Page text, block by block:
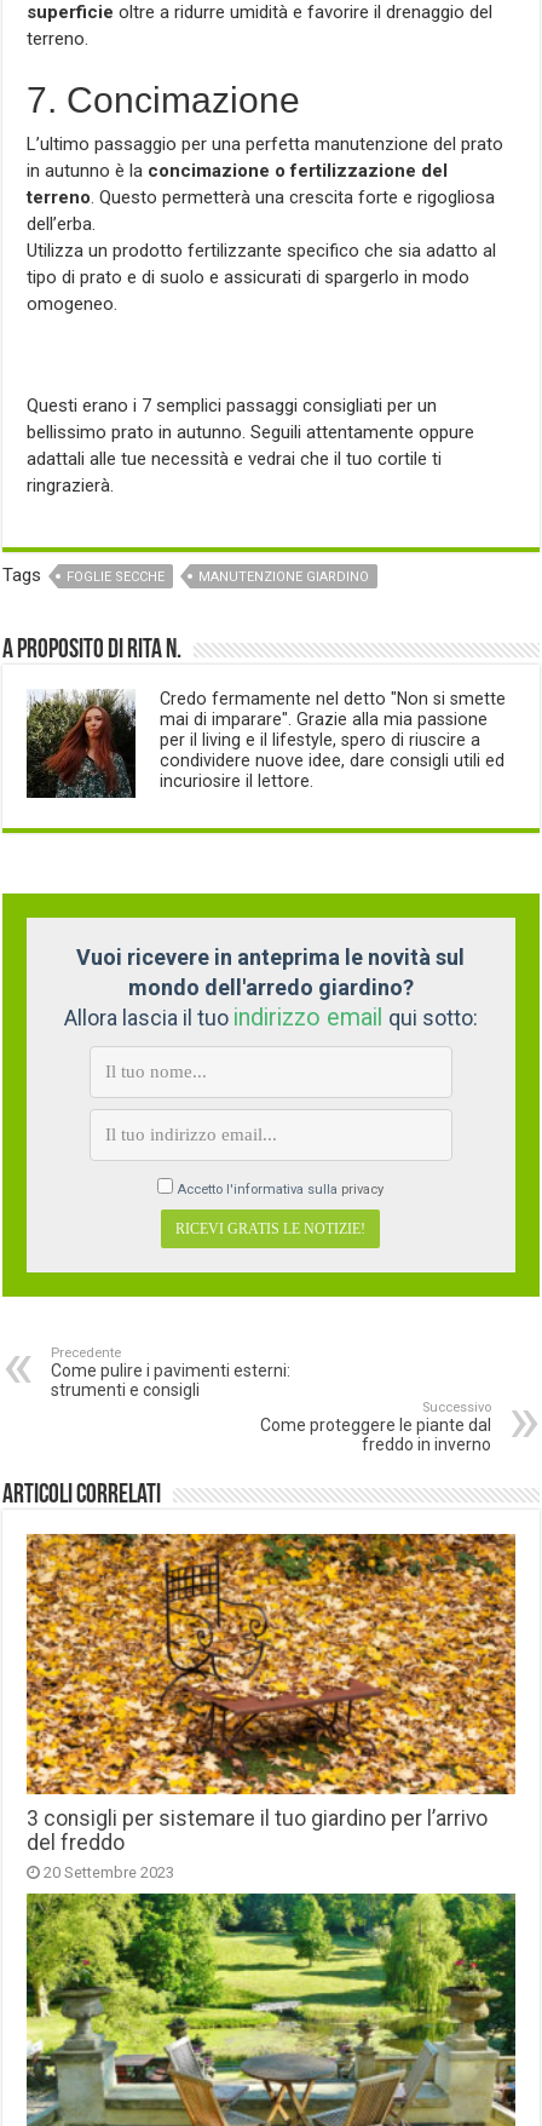
superficie oltre a ridurre umidità e favorire il drenaggio del
terreno.
7. Concimazione
L’ultimo passaggio per una perfetta manutenzione del prato
in autunno è la concimazione o fertilizzazione del
terreno. Questo permetterà una crescita forte e rigogliosa
dell’erba.
Utilizza un prodotto fertilizzante specifico che sia adatto al
tipo di prato e di suolo e assicurati di spargerlo in modo
omogeneo.
Questi erano i 7 semplici passaggi consigliati per un
bellissimo prato in autunno. Seguili attentamente oppure
adattali alle tue necessità e vedrai che il tuo cortile ti
ringrazierà.
Tags FOGLIE SECCHE MANUTENZIONE GIARDINO
A proposito di Rita N.
Credo fermamente nel detto "Non si smette
mai di imparare". Grazie alla mia passione
per il living e il lifestyle, spero di riuscire a
condividere nuove idee, dare consigli utili ed
incuriosire il lettore.
Vuoi ricevere in anteprima le novità sul
mondo dell'arredo giardino?
Allora lascia il tuo indirizzo email qui sotto:
Accetto l'informativa sulla privacy
Precedente
Come pulire i pavimenti esterni:
strumenti e consigli
Successivo
Come proteggere le piante dal
freddo in inverno
Articoli correlati
3 consigli per sistemare il tuo giardino per l’arrivo
del freddo
20 Settembre 2023